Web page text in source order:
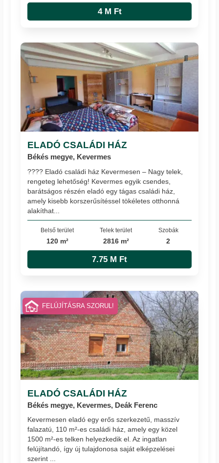
4 M Ft
ELADÓ CSALÁDI HÁZ
Békés megye, Kevermes
???? Eladó családi ház Kevermesen – Nagy telek,
rengeteg lehetőség! Kevermes egyik csendes,
barátságos részén eladó egy tágas családi ház,
amely kisebb korszerűsítéssel tökéletes otthonná
alakíthat...
Belső terület
120 m²
Telek terület
2816 m²
Szobák
2
7.75 M Ft
ELADÓ CSALÁDI HÁZ
Békés megye, Kevermes, Deák Ferenc
Kevermesen eladó egy erős szerkezetű, masszív
falazatú, 110 m²-es családi ház, amely egy közel
1500 m²-es telken helyezkedik el. Az ingatlan
felújítandó, így új tulajdonosa saját elképzelései
szerint ...
FELÚJÍTÁSRA SZORUL!